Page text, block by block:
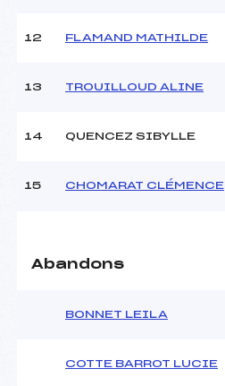
Traceur :
Ouvreurs C :
Ouvreurs E :
12 FLAMAND MATHILDE
13 TROUILLOUD ALINE
14 QUENCEZ SIBYLLE
15 CHOMARAT CLÉMENCE
Abandons
BONNET LEILA
COTTE BARROT LUCIE